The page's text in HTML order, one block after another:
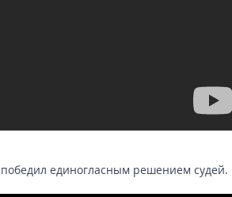
единогласным решением судей.